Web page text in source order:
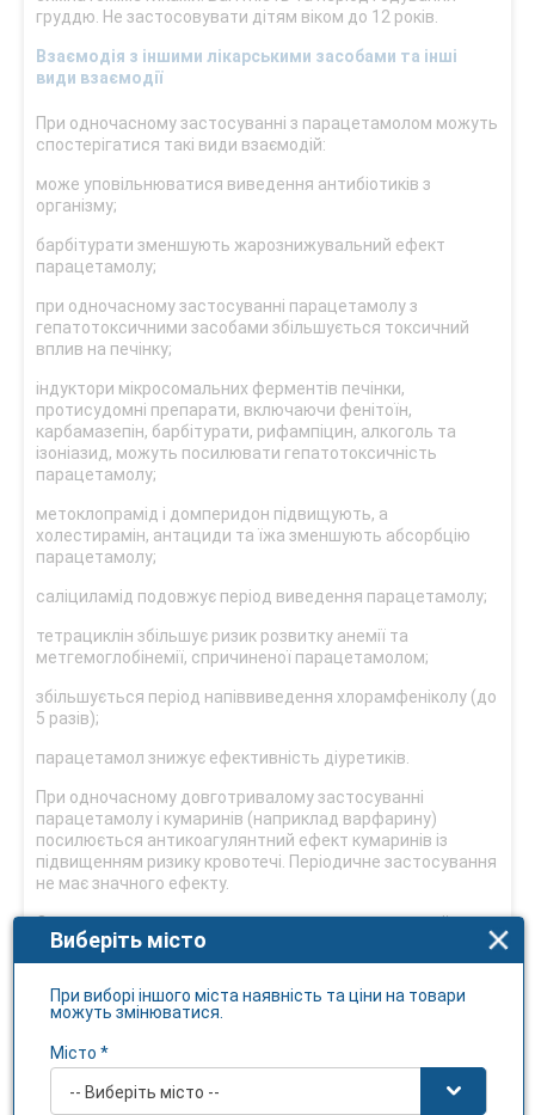
груддю. Не застосовувати дітям віком до 12 років.
Взаємодія з іншими лікарськими засобами та інші
види взаємодії
При одночасному застосуванні з парацетамолом можуть
спостерігатися такі види взаємодій:
може уповільнюватися виведення антибіотиків з
організму;
барбітурати зменшують жарознижувальний ефект
парацетамолу;
при одночасному застосуванні парацетамолу з
гепатотоксичними засобами збільшується токсичний
вплив на печінку;
індуктори мікросомальних ферментів печінки,
протисудомні препарати, включаючи фенітоїн,
карбамазепін, барбітурати, рифампіцин, алкоголь та
ізоніазид, можуть посилювати гепатотоксичність
парацетамолу;
метоклопрамід і домперидон підвищують, а
холестирамін, антациди та їжа зменшують абсорбцію
парацетамолу;
саліциламід подовжує період виведення парацетамолу;
тетрациклін збільшує ризик розвитку анемії та
метгемоглобінемії, спричиненої парацетамолом;
збільшується період напіввиведення хлорамфеніколу (до
5 разів);
парацетамол знижує ефективність діуретиків.
При одночасному довготривалому застосуванні
парацетамолу і кумаринів (наприклад варфарину)
посилюється антикоагулянтний ефект кумаринів із
підвищенням ризику кровотечі. Періодичне застосування
не має значного ефекту.
Одночасне застосування парацетамолу з нестероїдними
протизапальними засобами збільшує ризик порушення
функції нирок.
Регулярне застосування парацетамолу одночасно із
зидовудином може призводити до розвитку нейтропенії і
підвищення ризику розвитку ураження печінки;
одночасне застосування з азидотимідином може
призвести до розвитку нейтропенії.
Виберіть місто
При виборі іншого міста наявність та ціни на товари
можуть змінюватися.
Місто *
-- Виберіть місто --